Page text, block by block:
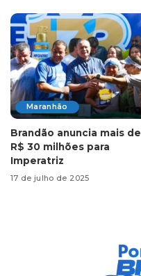
Maranhão
Brandão anuncia mais de
R$ 30 milhões para
Imperatriz
17 de julho de 2025